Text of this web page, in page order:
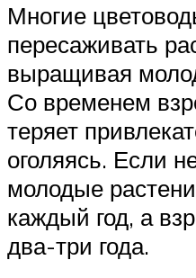
Многие
пересаживать
выращивая
Со временем
теряет
оголяясь. Если
молодые
каждый год, а
два-три года.